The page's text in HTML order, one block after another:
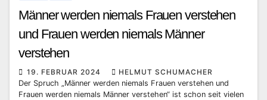
Männer werden niemals Frauen verstehen
und Frauen werden niemals Männer
verstehen
19. FEBRUAR 2024
HELMUT SCHUMACHER
Der Spruch „Männer werden niemals Frauen verstehen und
Frauen werden niemals Männer verstehen“ ist schon seit vielen